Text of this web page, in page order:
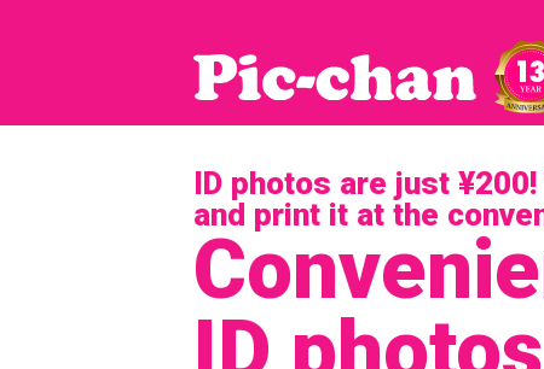
ID photos are just
and print it at the